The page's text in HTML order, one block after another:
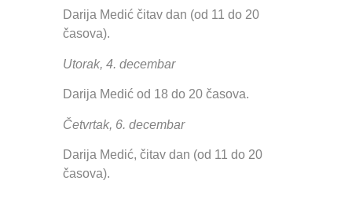
Darija Medić čitav dan (od 11 do 20
časova).
Utorak, 4. decembar
Darija Medić od 18 do 20 časova.
Četvrtak, 6. decembar
Darija Medić, čitav dan (od 11 do 20
časova).